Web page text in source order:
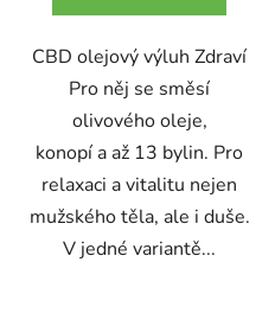
CBD olejový výluh Zdraví
Pro něj se směsí
olivového oleje,
konopí a až 13 bylin. Pro
relaxaci a vitalitu nejen
mužského těla, ale i duše.
V jedné variantě...